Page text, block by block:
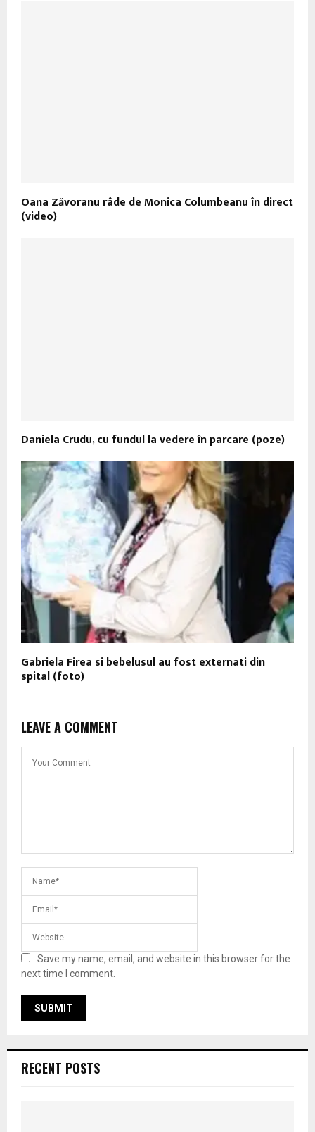
Oana Zăvoranu râde de Monica Columbeanu în direct
(video)
Daniela Crudu, cu fundul la vedere în parcare (poze)
Gabriela Firea si bebelusul au fost externati din
spital (foto)
LEAVE A COMMENT
Save my name, email, and website in this browser for the
next time I comment.
RECENT POSTS